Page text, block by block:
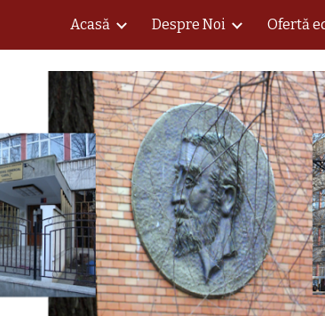
Skip to main content
Acasă Despre Noi Ofertă